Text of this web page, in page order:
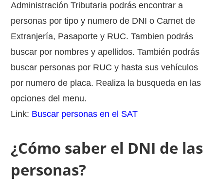
Administración Tributaria podrás encontrar a
personas por tipo y numero de DNI o Carnet de
Extranjería, Pasaporte y RUC. Tambien podrás
buscar por nombres y apellidos. También podrás
buscar personas por RUC y hasta sus vehículos
por numero de placa. Realiza la busqueda en las
opciones del menu.
Link: Buscar personas en el SAT
¿Cómo saber el DNI de las
personas?